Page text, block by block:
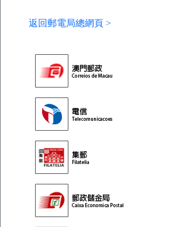
返回郵電局總網頁 >